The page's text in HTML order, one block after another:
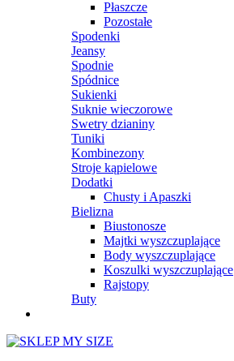
Płaszcze
Pozostałe
Spodenki
Jeansy
Spodnie
Spódnice
Sukienki
Suknie wieczorowe
Swetry dzianiny
Tuniki
Kombinezony
Stroje kąpielowe
Dodatki
Chusty i Apaszki
Bielizna
Biustonosze
Majtki wyszczuplające
Body wyszczuplające
Koszulki wyszczuplające
Rajstopy
Buty